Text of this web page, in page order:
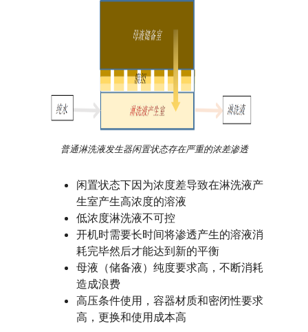
普通淋洗液发生器闲置状态存在严重的浓差渗透
闲置状态下因为浓度差导致在淋洗液产
生室产生高浓度的溶液
低浓度淋洗液不可控
开机时需要长时间将渗透产生的溶液消
耗完毕然后才能达到新的平衡
母液（储备液）纯度要求高，不断消耗
造成浪费
高压条件使用，容器材质和密闭性要求
高，更换和使用成本高